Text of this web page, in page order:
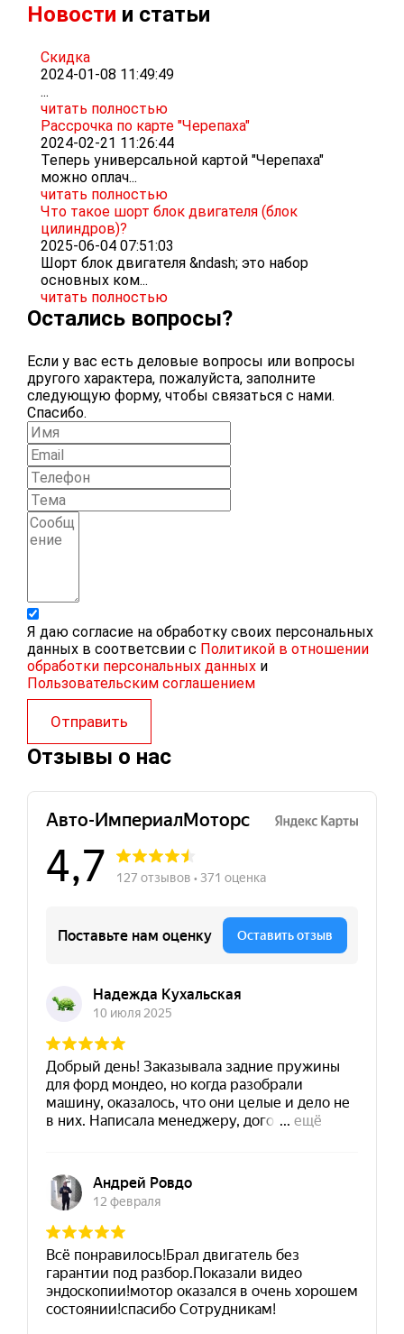
Новости и статьи
Скидка
2024-01-08 11:49:49
...
читать полностью
Рассрочка по карте "Черепаха"
2024-02-21 11:26:44
Теперь универсальной картой "Черепаха"
можно оплач...
читать полностью
Что такое шорт блок двигателя (блок
цилиндров)?
2025-06-04 07:51:03
Шорт блок двигателя &ndash; это набор
основных ком...
читать полностью
Остались вопросы?
Если у вас есть деловые вопросы или вопросы
другого характера, пожалуйста, заполните
следующую форму, чтобы связаться с нами.
Спасибо.
Я даю согласие на обработку своих персональных
данных в соответсвии с Политикой в отношении
обработки персональных данных и
Пользовательским соглашением
Отправить
Отзывы о нас